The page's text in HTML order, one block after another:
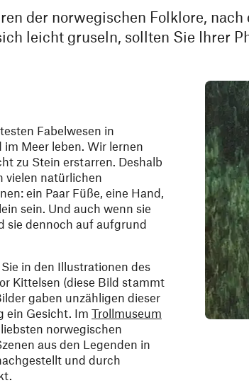
der norwegischen Folklore,
leicht gruseln, sollten Sie Ihrer
Fabelwesen in
Meer leben. Wir lernen
zu Stein erstarren. Deshalb
vielen natürlichen
ein Paar Füße, eine Hand,
sein. Und auch wenn sie
sie dennoch auf aufgrund
in den Illustrationen des
Kittelsen (diese Bild stammt
gaben unzähligen dieser
ein Gesicht. Im Trollmuseum
norwegischen
aus den Legenden in
und durch